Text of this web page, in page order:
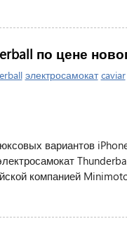
по цене
электросамокат caviar
вариантов
компанией